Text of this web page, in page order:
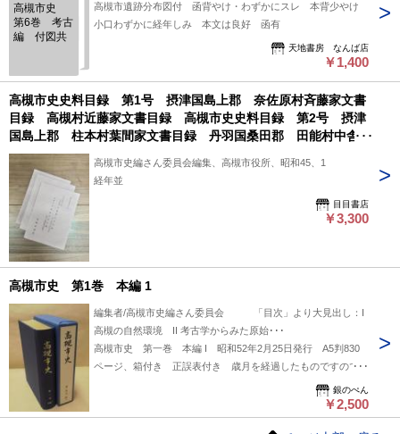
高槻市史
第6巻 考古
編 付図共
高槻市遺跡分布図付 函背やけ・わずかにスレ 本背少やけ
小口わずかに経年しみ 本文は良好 函有
天地書房 なんば店
￥1,400
高槻市史史料目録 第1号 摂津国島上郡 奈佐原村斉藤家文書
目録 高槻村近藤家文書目録 高槻市史史料目録 第2号 摂津
国島上郡 柱本村葉間家文書目録 丹羽国桑田郡 田能村中舎家
文書目録 高槻市史史料目録 第3号 高槻市史史料所在目録
1 3冊
高槻市史編さん委員会編集、高槻市役所、昭和45、1
経年並
目目書店
￥3,300
高槻市史 第1巻 本編 1
編集者/高槻市史編さん委員会 「目次」より大見出し：I
高槻の自然環境 II 考古学からみた原始･･･
高槻市史 第一巻 本編 I 昭和52年2月25日発行 A5判830
ページ、箱付き 正誤表付き 歳月を経過したものですので、
外箱には軽い日焼けやスレがあります。本体のコンディション
銀のぺん
￥2,500